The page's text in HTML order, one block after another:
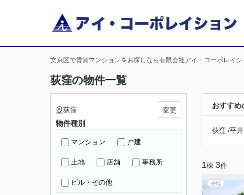
文京区で賃貸マンションをお探しなら有限会社アイ・コーポレイシ
荻窪の物件一覧
おすすめ
荻窪 /平井
1棟 3件
売地
荻窪 変更
物件種別
マンション 戸建
土地 店舗 事務所
ビル・その他